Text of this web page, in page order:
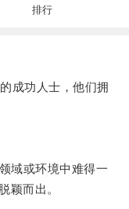
排行
成功人士，他们拥
域或环境中难得一
颖而出。